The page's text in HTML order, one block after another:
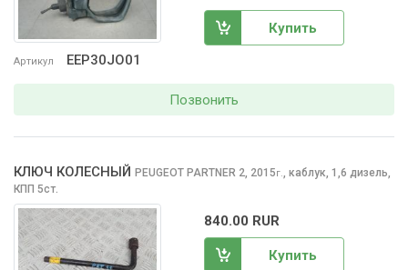
Артикул EEP30JO01
Купить
Позвонить
КЛЮЧ КОЛЕСНЫЙ PEUGEOT PARTNER 2, 2015г. каблук, 1,6 дизель,
КПП 5ст.
840.00 RUR
Купить